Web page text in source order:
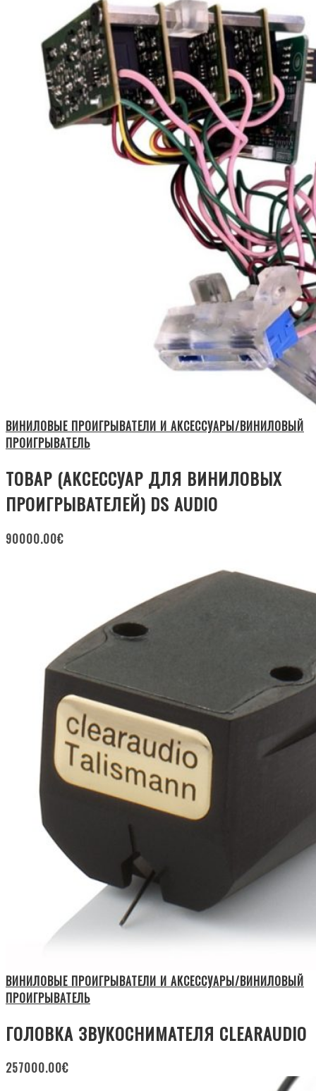
ВИНИЛОВЫЕ ПРОИГРЫВАТЕЛИ И АКСЕССУАРЫ/ВИНИЛОВЫЙ
ПРОИГРЫВАТЕЛЬ
ТОВАР (АКСЕССУАР ДЛЯ ВИНИЛОВЫХ
ПРОИГРЫВАТЕЛЕЙ) DS AUDIO
90000.00€
ВИНИЛОВЫЕ ПРОИГРЫВАТЕЛИ И АКСЕССУАРЫ/ВИНИЛОВЫЙ
ПРОИГРЫВАТЕЛЬ
ГОЛОВКА ЗВУКОСНИМАТЕЛЯ CLEARAUDIO
257000.00€